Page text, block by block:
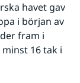
havet gav
i början av
fram i
16 tak i